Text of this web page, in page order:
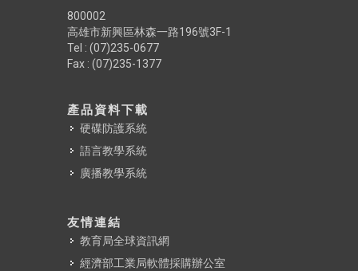
800002
高雄市新興區林森一路196號3F-1
Tel : (07)235-0677
Fax : (07)235-1377
產品資料下載
硬碟防護系統
語言教學系統
廣播教學系統
友情連結
教育局全球資訊網
經濟部工業局軟體採購辦公室